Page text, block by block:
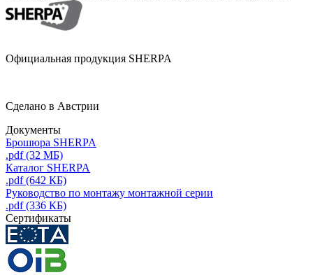
Официальная продукция SHERPA
Сделано в Австрии
Документы
Брошюра SHERPA
.pdf (32 МБ)
Каталог SHERPA
.pdf (642 КБ)
Руководство по монтажу монтажной серии
.pdf (336 КБ)
Сертификаты